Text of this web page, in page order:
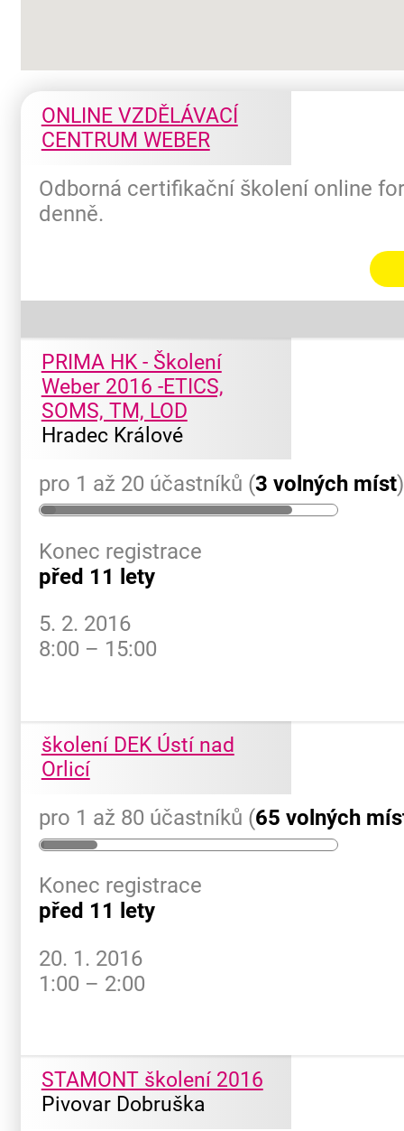
ONLINE VZDĚLÁVACÍ
CENTRUM WEBER
Odborná certifikační školení online
denně.
PRIMA HK - Školení
Weber 2016 -ETICS,
SOMS, TM, LOD
Hradec Králové
pro 1 až 20 účastníků (3 volných míst)
Konec registrace
před 11 lety
5. 2. 2016
8:00 – 15:00
školení DEK Ústí nad
Orlicí
pro 1 až 80 účastníků (65 volných
Konec registrace
před 11 lety
20. 1. 2016
1:00 – 2:00
STAMONT školení 2016
Pivovar Dobruška